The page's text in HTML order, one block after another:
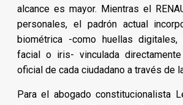
alcance es mayor. Mientras el
personales, el padrón actual
biométrica -como huellas digitales,
facial o iris- vinculada
oficial de cada ciudadano a través de la
Para el abogado constitucionalista